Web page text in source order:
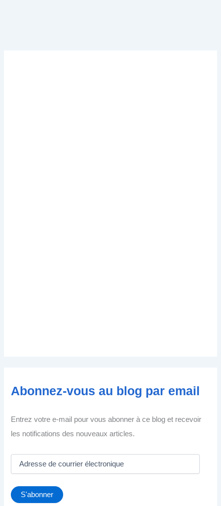
Abonnez-vous au blog par email
Entrez votre e-mail pour vous abonner à ce blog et recevoir
les notifications des nouveaux articles.
e
s
S'abonner